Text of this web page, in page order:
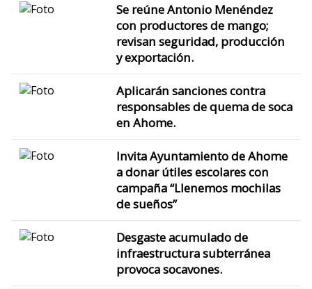
Se reúne Antonio Menéndez
con productores de mango;
revisan seguridad, producción
y exportación.
Aplicarán sanciones contra
responsables de quema de soca
en Ahome.
Invita Ayuntamiento de Ahome
a donar útiles escolares con
campaña “Llenemos mochilas
de sueños”
Desgaste acumulado de
infraestructura subterránea
provoca socavones.